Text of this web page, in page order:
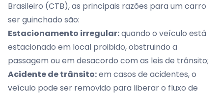
Brasileiro (CTB), as principais razões para um carro
ser guinchado são:
Estacionamento irregular:quando o veículo está
estacionado em local proibido, obstruindo a
passagem ou em desacordo com as leis de trânsito;
Acidente de trânsito:em casos de acidentes, o
veículo pode ser removido para liberar o fluxo de